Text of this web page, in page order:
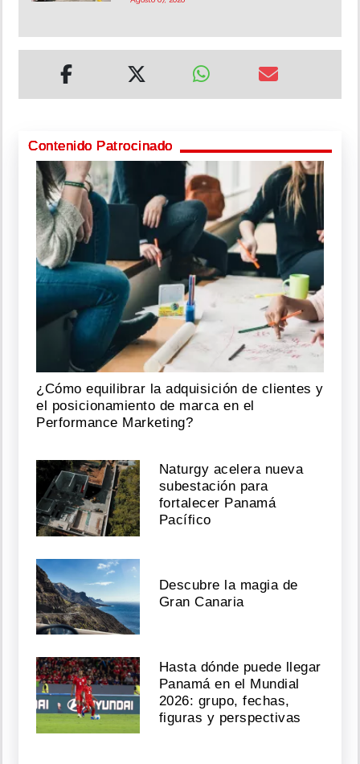
Contenido Patrocinado
¿Cómo equilibrar la adquisición de clientes y
el posicionamiento de marca en el
Performance Marketing?
Naturgy acelera nueva
subestación para
fortalecer Panamá
Pacífico
Descubre la magia de
Gran Canaria
Hasta dónde puede llegar
Panamá en el Mundial
2026: grupo, fechas,
figuras y perspectivas